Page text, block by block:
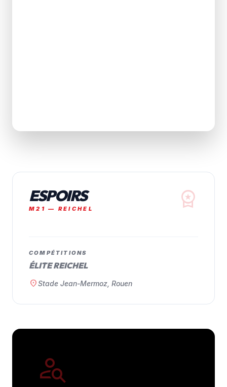
ESPOIRS
M21 — REICHEL workspace_premium
COMPÉTITIONS
ÉLITE REICHEL
location_onStade Jean-Mermoz, Rouen
person_search